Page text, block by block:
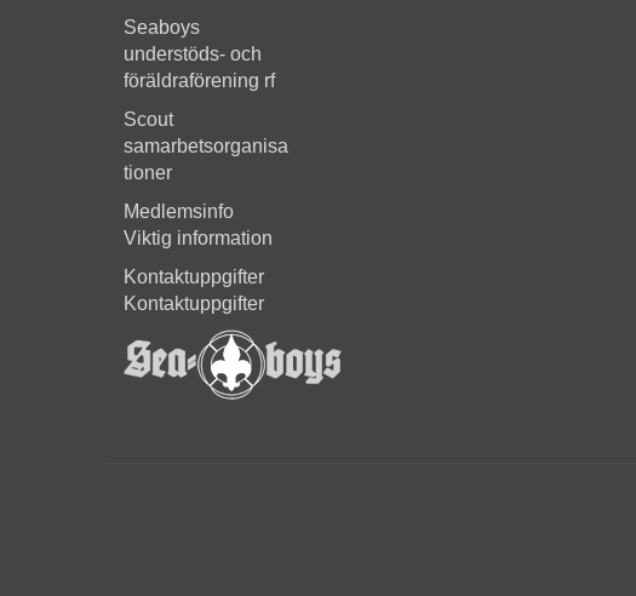
Seaboys
understöds- och
föräldraförening rf
Scout
samarbetsorganisa
tioner
Medlemsinfo
Viktig information
Kontaktuppgifter
Kontaktuppgifter